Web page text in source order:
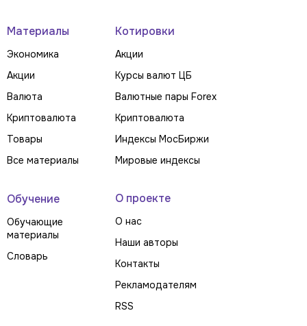
Материалы
Экономика
Акции
Валюта
Криптовалюта
Товары
Все материалы
Котировки
Акции
Курсы валют ЦБ
Валютные пары Forex
Криптовалюта
Индексы МосБиржи
Мировые индексы
Обучение
Обучающие
материалы
Словарь
О проекте
О нас
Наши авторы
Контакты
Рекламодателям
RSS